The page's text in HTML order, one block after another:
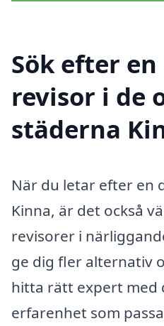
Sök efter
revisor i de
städerna
När du letar efter en
Kinna, är det också
revisorer i
ge dig fler alternativ
hitta rätt expert med
erfarenhet som